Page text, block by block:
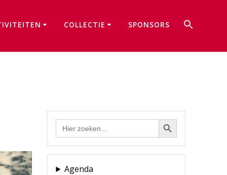
COLLECTIE SPONSORS
Zoek
naar:
Zoekknop
Agenda